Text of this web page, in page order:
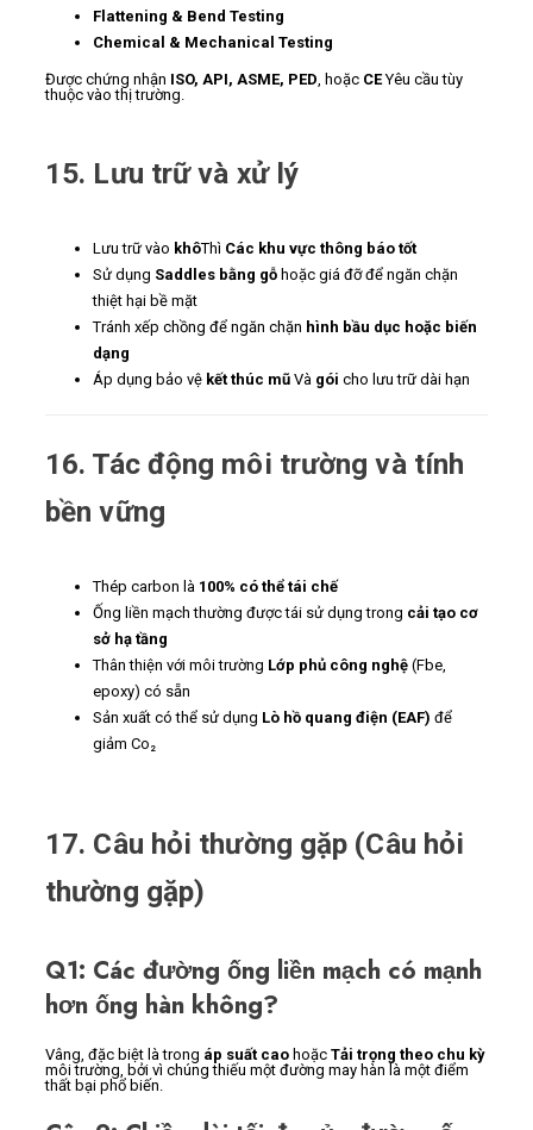
Flattening & Bend Testing
Chemical & Mechanical Testing
Được chứng nhận ISO, API, ASME, PED, hoặc CEYêu cầu tùy
thuộc vào thị trường.
15. Lưu trữ và xử lý
Lưu trữ vào khôThì Các khu vực thông báo tốt
Sử dụng Saddles bằng gỗ hoặc giá đỡ để ngăn chặn
thiệt hại bề mặt
Tránh xếp chồng để ngăn chặn hình bầu dục hoặc biến
dạng
Áp dụng bảo vệ kết thúc mũ Và gói cho lưu trữ dài hạn
16. Tác động môi trường và tính
bền vững
Thép carbon là 100% có thể tái chế
Ống liền mạch thường được tái sử dụng trong cải tạo cơ
sở hạ tầng
Thân thiện với môi trường Lớp phủ công nghệ (Fbe,
epoxy) có sẵn
Sản xuất có thể sử dụng Lò hồ quang điện (EAF) để
giảm Co₂
17. Câu hỏi thường gặp (Câu hỏi
thường gặp)
Q1: Các đường ống liền mạch có mạnh
hơn ống hàn không?
Vâng, đặc biệt là trong áp suất cao hoặc Tải trọng theo chu kỳ
môi trường, bởi vì chúng thiếu một đường may hàn là một điểm
thất bại phổ biến.